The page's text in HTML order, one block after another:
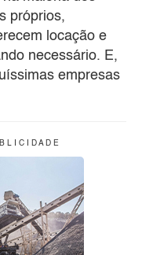
próprios,
locação e
necessário. E,
empresas
L I C I D A D E